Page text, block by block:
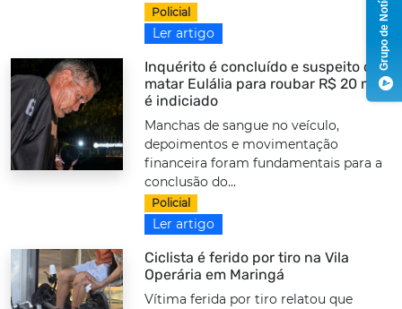
Policial
Ler artigo
Inquérito é concluído e suspeito de
matar Eulália para roubar R$ 20 mil
é indiciado
Manchas de sangue no veículo,
depoimentos e movimentação
financeira foram fundamentais para a
conclusão do...
Policial
Ler artigo
Ciclista é ferido por tiro na Vila
Operária em Maringá
Vítima ferida por tiro relatou que
Grupo de Notícias